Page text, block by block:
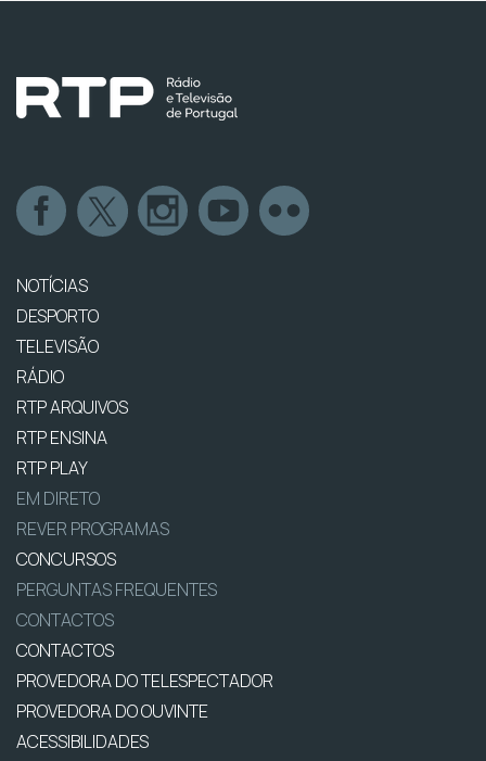
NOTÍCIAS
DESPORTO
TELEVISÃO
RÁDIO
RTP ARQUIVOS
RTP ENSINA
RTP PLAY
EM DIRETO
REVER PROGRAMAS
CONCURSOS
PERGUNTAS FREQUENTES
CONTACTOS
CONTACTOS
PROVEDORA DO TELESPECTADOR
PROVEDORA DO OUVINTE
ACESSIBILIDADES